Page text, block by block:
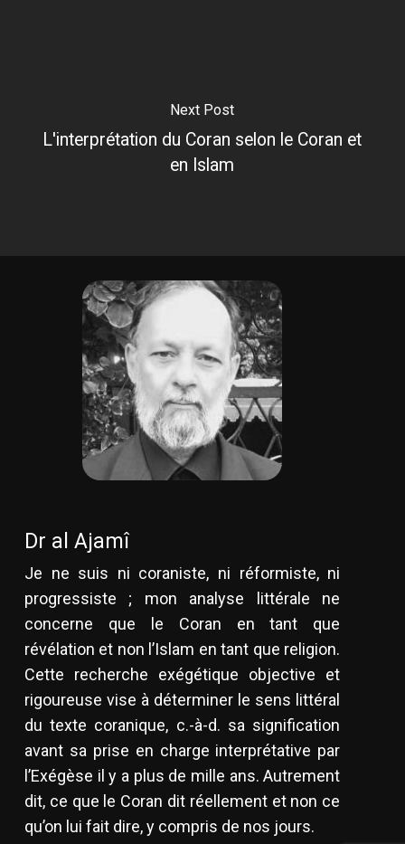
Next Post
L'interprétation du Coran selon le Coran et
en Islam
Dr al Ajamî
Je ne suis ni coraniste, ni réformiste, ni
progressiste ; mon analyse littérale ne
concerne que le Coran en tant que
révélation et non l’Islam en tant que religion.
Cette recherche exégétique objective et
rigoureuse vise à déterminer le sens littéral
du texte coranique, c.-à-d. sa signification
avant sa prise en charge interprétative par
l’Exégèse il y a plus de mille ans. Autrement
dit, ce que le Coran dit réellement et non ce
qu’on lui fait dire, y compris de nos jours.